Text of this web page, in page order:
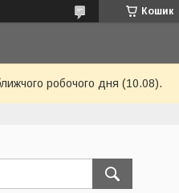
Кошик
робочого дня (10.08).